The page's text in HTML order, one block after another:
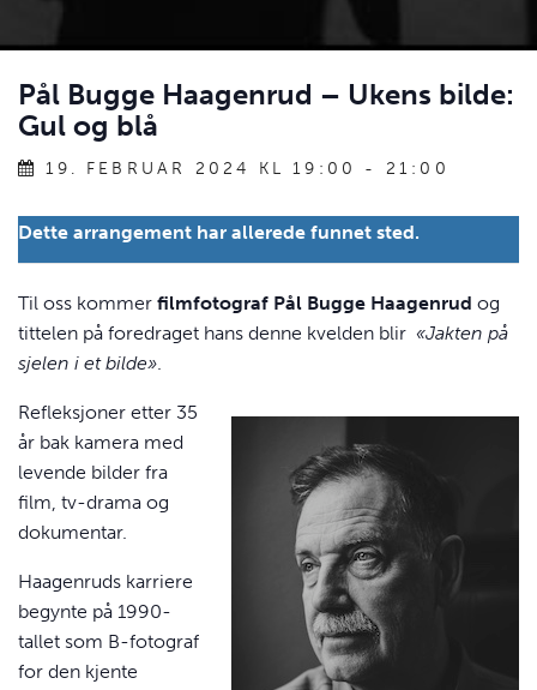
Pål Bugge Haagenrud – Ukens bilde:
Gul og blå
19. FEBRUAR 2024 KL 19:00 - 21:00
Dette arrangement har allerede funnet sted.
Til oss kommer filmfotograf Pål Bugge Haagenrud og
tittelen på foredraget hans denne kvelden blir «Jakten på
sjelen i et bilde».
Refleksjoner etter 35
år bak kamera med
levende bilder fra
film, tv-drama og
dokumentar.
Haagenruds karriere
begynte på 1990-
tallet som B-fotograf
for den kjente